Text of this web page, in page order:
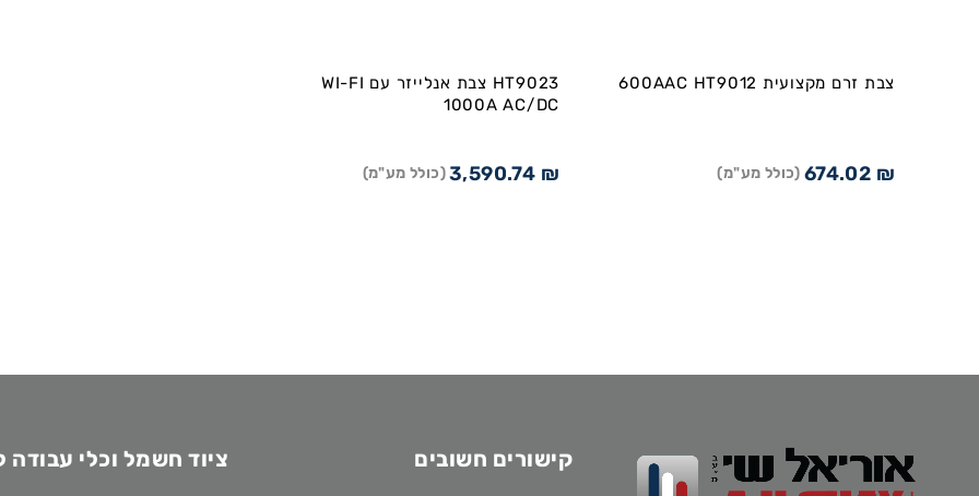
צבת זרם מקצועית 600AAC HT9012
674.02 ₪ (כולל מע"מ)
HT9023 צבת אנלייזר עם WI-FI
1000A AC/DC
3,590.74 ₪ (כולל מע"מ)
קישורים חשובים ציוד חשמל וכלי